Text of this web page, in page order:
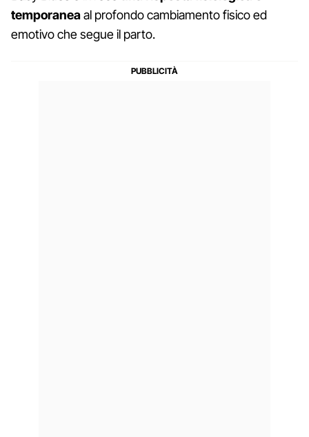
temporaneaal profondo cambiamento fisico ed
emotivo che segue il parto.